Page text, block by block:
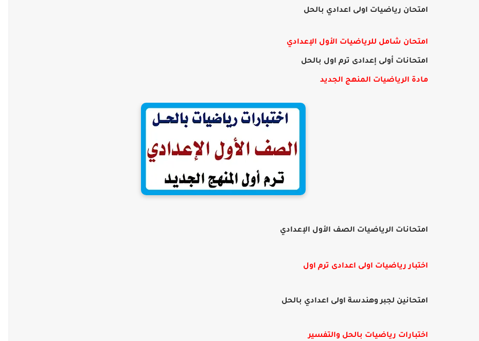
امتحان رياضيات اولى اعدادي بالحل
امتحان شامل للرياضيات الأول الإعدادي
امتحانات أولى إعدادى ترم اول بالحل
مادة الرياضيات المنهج الجديد
امتحانات الرياضيات الصف الأول الإعدادي
اختبار رياضيات اولى اعدادى ترم اول
امتحانين لجبر وهندسة اولى اعدادي بالحل
اختبارات رياضيات بالحل والتفسير